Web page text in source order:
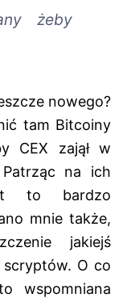
żeby
nowego?
tam Bitcoiny
CEX zajął w
Patrząc na ich
to bardzo
mnie także,
jakiejś
O co
wspomniana